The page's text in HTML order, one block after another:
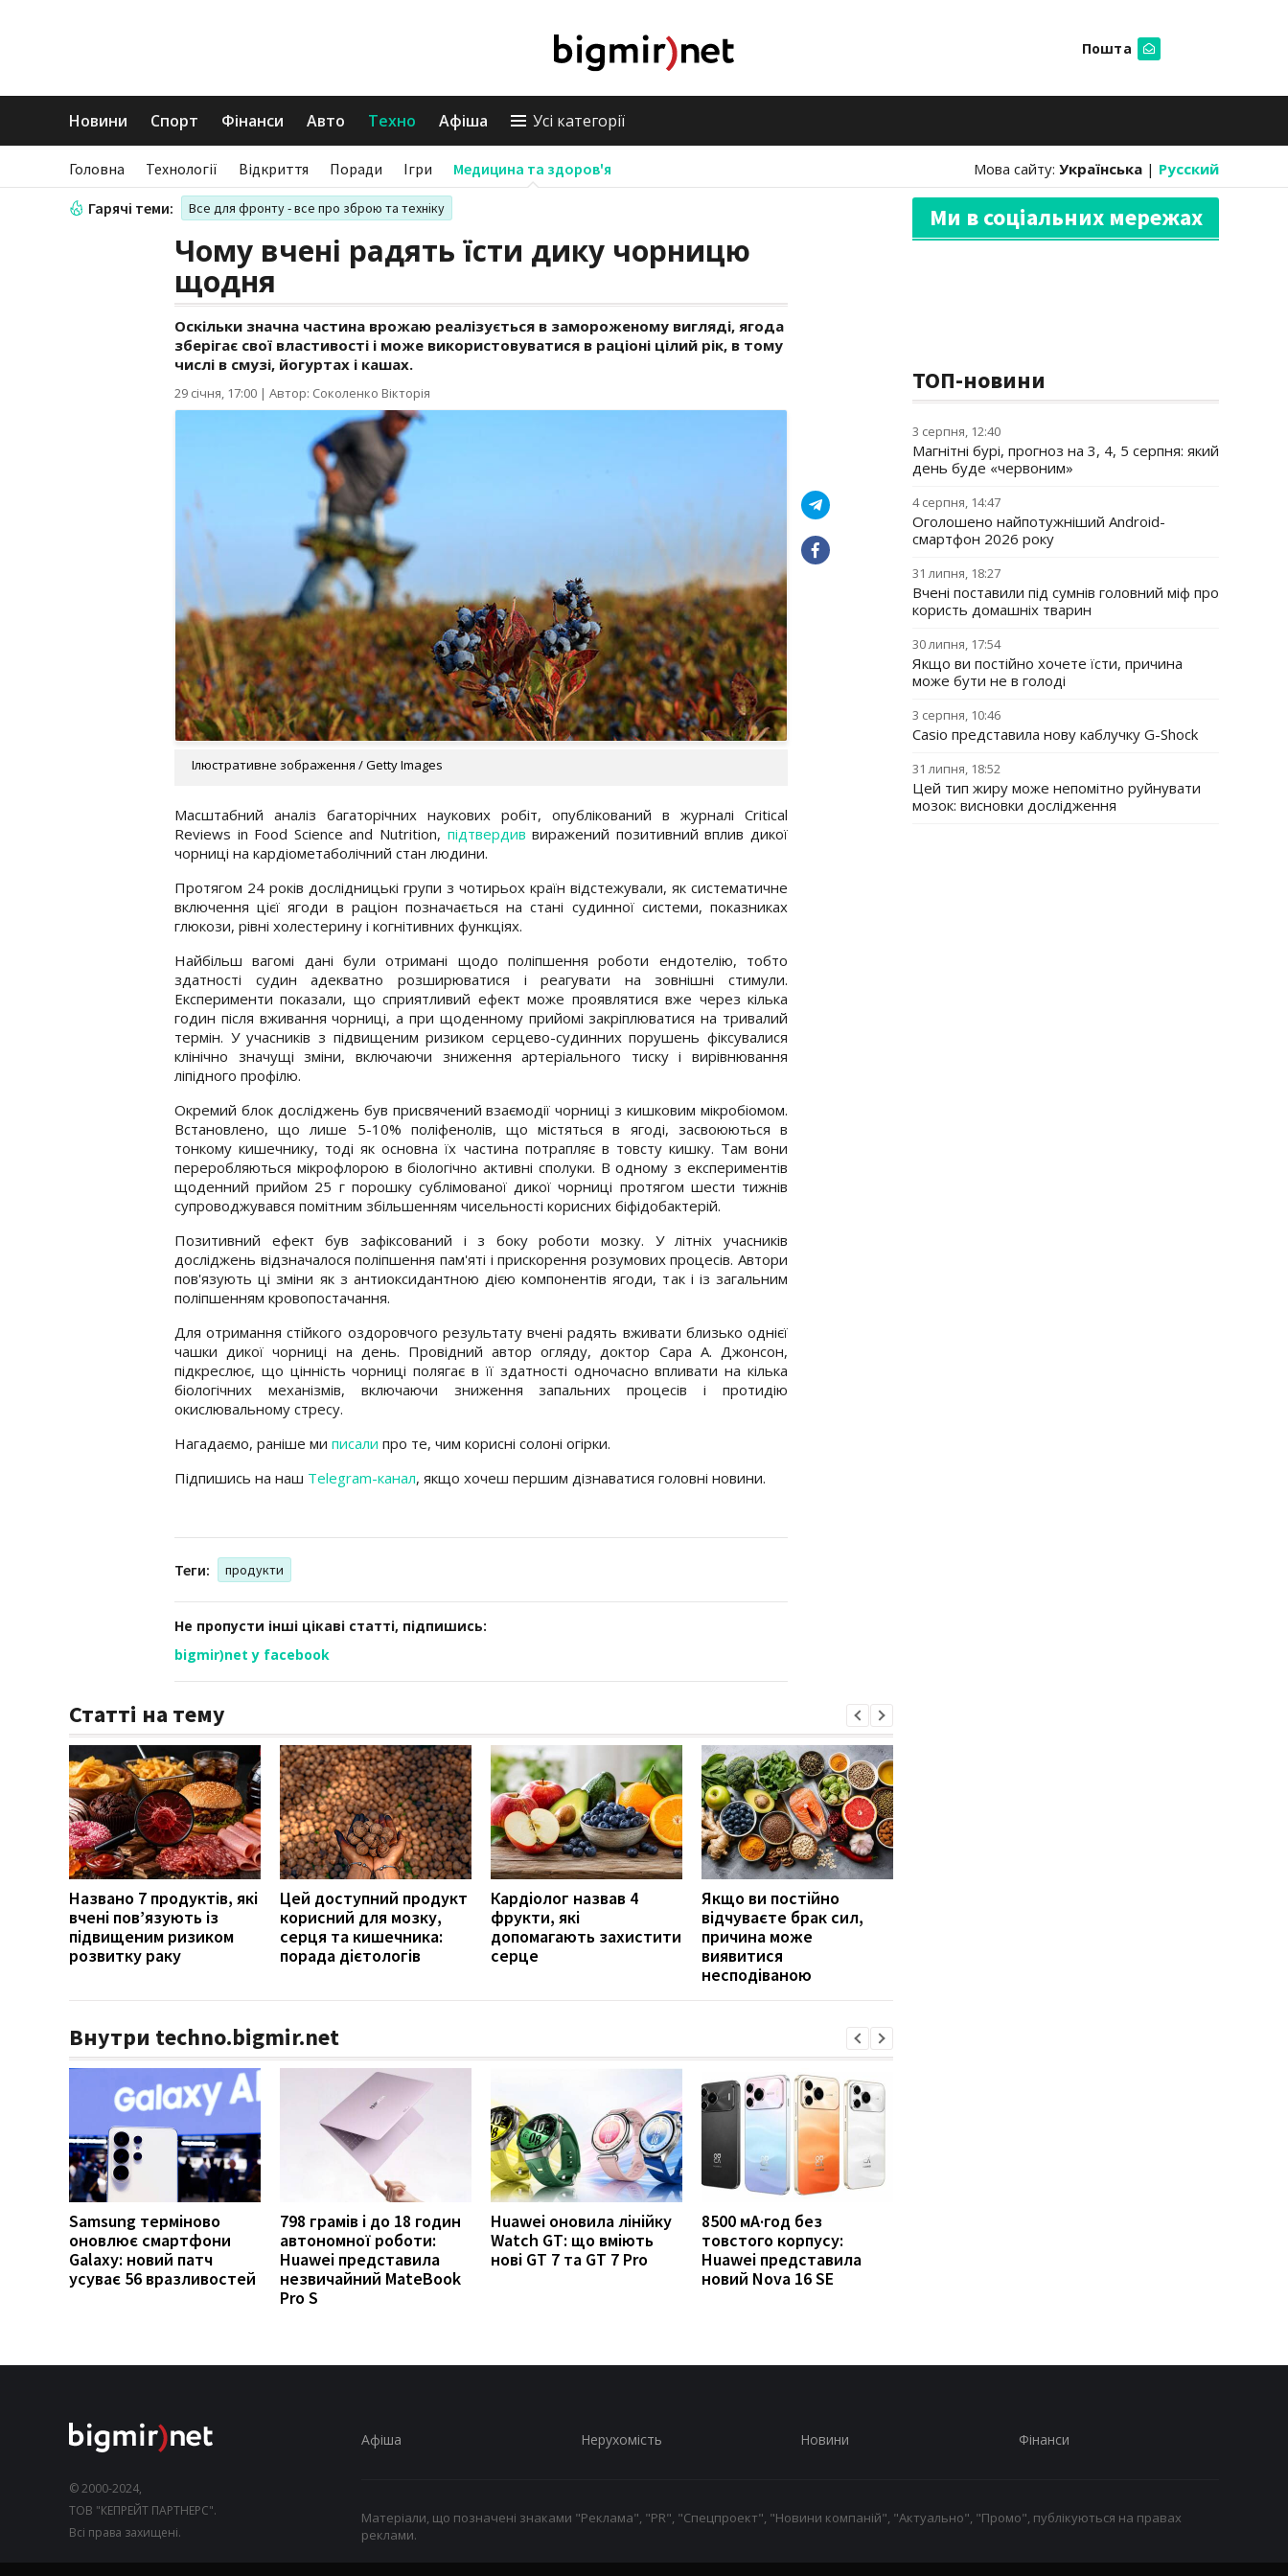
Пошта
Новини Спорт Фінанси Авто Техно Афіша Усі категорії
Головна Технології Відкриття Поради Ігри Медицина та здоров'я Мова сайту: Українська | Русский
Гарячі теми: Все для фронту - все про зброю та техніку
Чому вчені радять їсти дику чорницю
щодня
Оскільки значна частина врожаю реалізується в замороженому вигляді, ягода
зберігає свої властивості і може використовуватися в раціоні цілий рік, в тому
числі в смузі, йогуртах і кашах.
29 січня, 17:00 | Автор: Соколенко Вікторія
Ілюстративне зображення / Getty Images
Масштабний аналіз багаторічних наукових робіт, опублікований в журналі Critical
Reviews in Food Science and Nutrition, підтвердив виражений позитивний вплив дикої
чорниці на кардіометаболічний стан людини.
Протягом 24 років дослідницькі групи з чотирьох країн відстежували, як систематичне
включення цієї ягоди в раціон позначається на стані судинної системи, показниках
глюкози, рівні холестерину і когнітивних функціях.
Найбільш вагомі дані були отримані щодо поліпшення роботи ендотелію, тобто
здатності судин адекватно розширюватися і реагувати на зовнішні стимули.
Експерименти показали, що сприятливий ефект може проявлятися вже через кілька
годин після вживання чорниці, а при щоденному прийомі закріплюватися на тривалий
термін. У учасників з підвищеним ризиком серцево-судинних порушень фіксувалися
клінічно значущі зміни, включаючи зниження артеріального тиску і вирівнювання
ліпідного профілю.
Окремий блок досліджень був присвячений взаємодії чорниці з кишковим мікробіомом.
Встановлено, що лише 5-10% поліфенолів, що містяться в ягоді, засвоюються в
тонкому кишечнику, тоді як основна їх частина потрапляє в товсту кишку. Там вони
переробляються мікрофлорою в біологічно активні сполуки. В одному з експериментів
щоденний прийом 25 г порошку сублімованої дикої чорниці протягом шести тижнів
супроводжувався помітним збільшенням чисельності корисних біфідобактерій.
Позитивний ефект був зафіксований і з боку роботи мозку. У літніх учасників
досліджень відзначалося поліпшення пам'яті і прискорення розумових процесів. Автори
пов'язують ці зміни як з антиоксидантною дією компонентів ягоди, так і із загальним
поліпшенням кровопостачання.
Для отримання стійкого оздоровчого результату вчені радять вживати близько однієї
чашки дикої чорниці на день. Провідний автор огляду, доктор Сара А. Джонсон,
підкреслює, що цінність чорниці полягає в її здатності одночасно впливати на кілька
біологічних механізмів, включаючи зниження запальних процесів і протидію
окислювальному стресу.
Нагадаємо, раніше ми писали про те, чим корисні солоні огірки.
Підпишись на наш Telegram-канал, якщо хочеш першим дізнаватися головні новини.
Теги: продукти
Не пропусти інші цікаві статті, підпишись:
bigmir)net у facebook
Статті на тему
Названо 7 продуктів, які
вчені пов’язують із
підвищеним ризиком
розвитку раку
Цей доступний продукт
корисний для мозку,
серця та кишечника:
порада дієтологів
Кардіолог назвав 4
фрукти, які
допомагають захистити
серце
Якщо ви постійно
відчуваєте брак сил,
причина може
виявитися
несподіваною
Внутри techno.bigmir.net
Samsung терміново
оновлює смартфони
Galaxy: новий патч
усуває 56 вразливостей
798 грамів і до 18 годин
автономної роботи:
Huawei представила
незвичайний MateBook
Pro S
Huawei оновила лінійку
Watch GT: що вміють
нові GT 7 та GT 7 Pro
8500 мА·год без
товстого корпусу:
Huawei представила
новий Nova 16 SE
Ми в соціальних мережах
ТОП-новини
3 серпня, 12:40
Магнітні бурі, прогноз на 3, 4, 5 серпня: який
день буде «червоним»
4 серпня, 14:47
Оголошено найпотужніший Android-
смартфон 2026 року
31 липня, 18:27
Вчені поставили під сумнів головний міф про
користь домашніх тварин
30 липня, 17:54
Якщо ви постійно хочете їсти, причина
може бути не в голоді
3 серпня, 10:46
Casio представила нову каблучку G-Shock
31 липня, 18:52
Цей тип жиру може непомітно руйнувати
мозок: висновки дослідження
© 2000-2024,
ТОВ "КЕПРЕЙТ ПАРТНЕРС".
Всі права захищені.
Афіша Нерухомість Новини Фінанси
Матеріали, що позначені знаками "Реклама", "PR", "Спецпроект", "Новини компаній", "Актуально", "Промо", публікуються на правах
реклами.